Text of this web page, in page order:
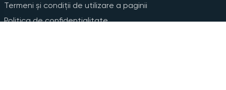
Termeni și condiții de utilizare a paginii
Politica de confidențialitate